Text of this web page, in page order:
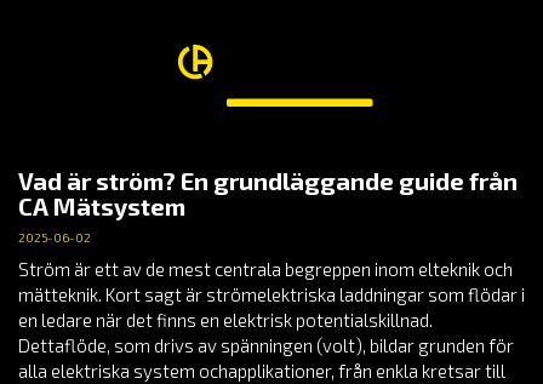
Vad är ström? En grundläggande guide från
CA Mätsystem
2025-06-02
Ström är ett av de mest centrala begreppen inom elteknik och
mätteknik. Kort sagt är strömelektriska laddningar som flödar i
en ledare när det finns en elektrisk potentialskillnad.
Dettaflöde, som drivs av spänningen (volt), bildar grunden för
alla elektriska system ochapplikationer, från enkla kretsar till